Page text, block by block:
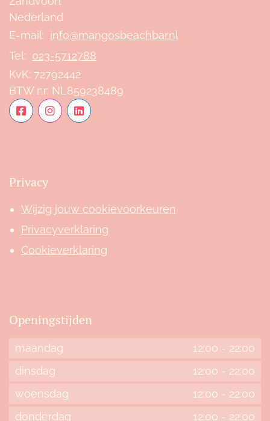
Nederland
E-mail: info@mangosbeachbar.nl
Tel: 023-5712788
KvK: 72792442
BTW nr: NL859238489
Privacy
Wijzig jouw cookievoorkeuren
Privacyverklaring
Cookieverklaring
Openingstijden
maandag 12:00 - 22:00
dinsdag
12:00 - 22:00
woensdag
12:00 - 22:00
donderdag
12:00 - 22:00